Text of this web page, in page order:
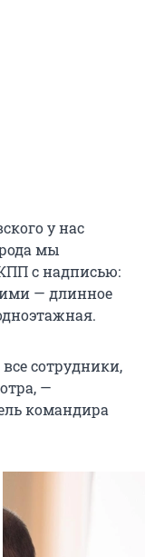
у нас
мы
с надписью:
— длинное
сотрудники,
—
командира